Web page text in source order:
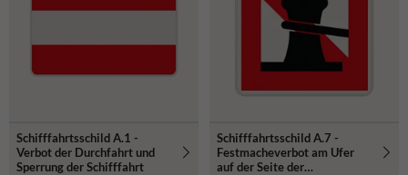
Schifffahrtsschild A.1 -
Verbot der Durchfahrt und
Sperrung der Schifffahrt
Schifffahrtsschild A.7 -
Festmacheverbot am Ufer
auf der Seite der